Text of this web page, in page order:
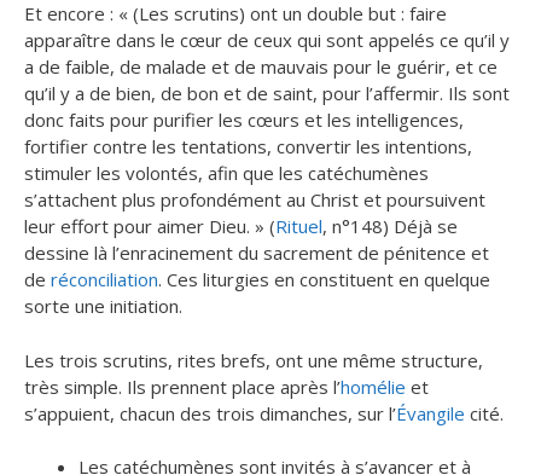
Et encore : « (Les scrutins) ont un double but : faire
apparaître dans le cœur de ceux qui sont appelés ce qu’il y
a de faible, de malade et de mauvais pour le guérir, et ce
qu’il y a de bien, de bon et de saint, pour l’affermir. Ils sont
donc faits pour purifier les cœurs et les intelligences,
fortifier contre les tentations, convertir les intentions,
stimuler les volontés, afin que les catéchumènes
s’attachent plus profondément au Christ et poursuivent
leur effort pour aimer Dieu. » (Rituel, n°148) Déjà se
dessine là l’enracinement du sacrement de pénitence et
de réconciliation. Ces liturgies en constituent en quelque
sorte une initiation.
Les trois scrutins, rites brefs, ont une même structure,
très simple. Ils prennent place après l’homélie et
s’appuient, chacun des trois dimanches, sur l’Évangile cité.
Les catéchumènes sont invités à s’avancer et à